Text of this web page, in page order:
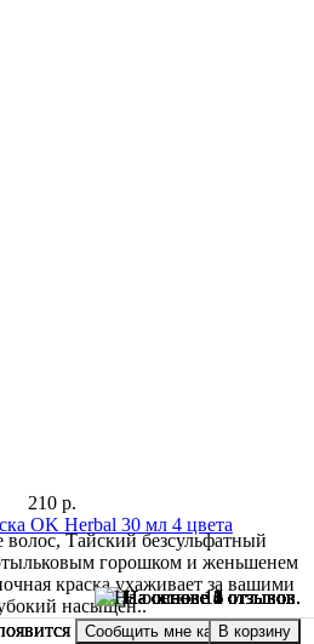
210 р.
OK Herbal 30 мл 4 цвета
Тайский безсульфатный
горошком и женьшенем
краска ухаживает за вашими
насыщен..